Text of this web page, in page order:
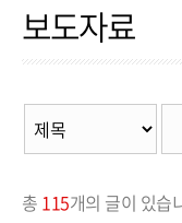
보도자료
총 115개의 글이 있습